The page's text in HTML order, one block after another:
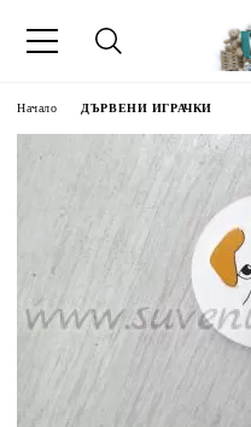
ЗА
Начало ДЪРВЕНИ ИГРАЧКИ